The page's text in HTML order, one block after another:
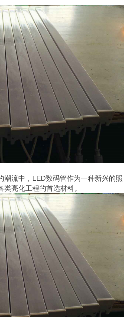
潮流中，LED数码管作为一种新兴的照
亮化工程的首选材料。